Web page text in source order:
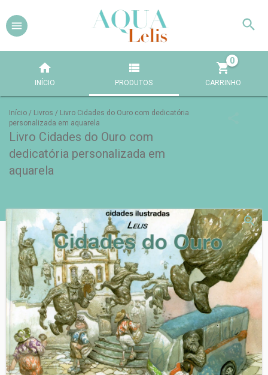
INÍCIO PRODUTOS CARRINHO
0
Início / Livros / Livro Cidades do Ouro com dedicatória
personalizada em aquarela
Livro Cidades do Ouro com
dedicatória personalizada em
aquarela